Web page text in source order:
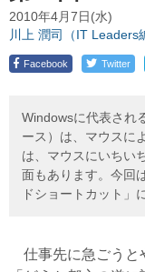
2010年4月7日(水)
川上 潤司（IT Leaders
Facebook Twitter
Windowsに代表され
ース）は、マウスに
は、マウスにいちい
面もあります。今回
ドショートカット」
仕事先に急ごうと